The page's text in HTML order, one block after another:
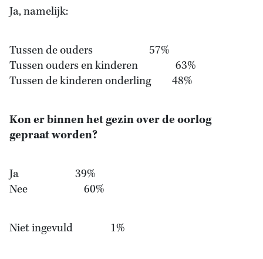
Ja, namelijk:
Tussen de ouders 57%
Tussen ouders en kinderen 63%
Tussen de kinderen onderling 48%
Kon er binnen het gezin over de oorlog
gepraat worden?
Ja 39%
Nee 60%
Niet ingevuld 1%